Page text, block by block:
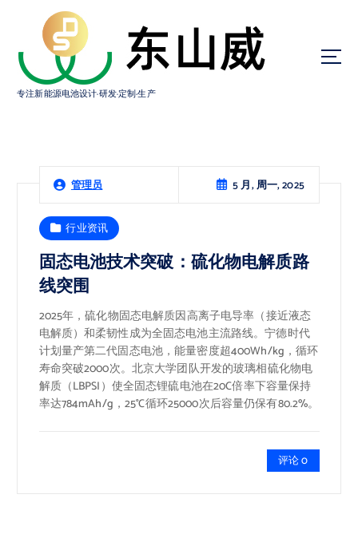
专注新能源电池设计·研发·定制·生产
管理员 5 月, 周一, 2025
行业资讯
固态电池技术突破：硫化物电解质路
线突围
2025年，硫化物固态电解质因高离子电导率（接近液态
电解质）和柔韧性成为全固态电池主流路线。宁德时代
计划量产第二代固态电池，能量密度超400Wh/kg，循环
寿命突破2000次。北京大学团队开发的玻璃相硫化物电
解质（LBPSI）使全固态锂硫电池在20C倍率下容量保持
率达784mAh/g，25°C循环25000次后容量仍保有80.2%。
评论 0